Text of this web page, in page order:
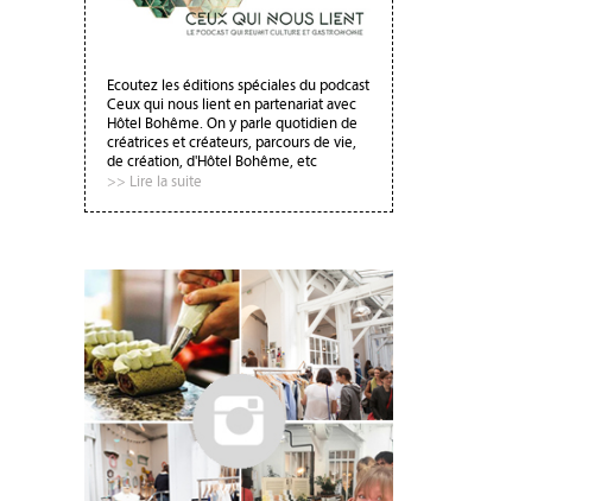
Ecoutez les éditions spéciales du podcast
Ceux qui nous lient en partenariat avec
Hôtel Bohême. On y parle quotidien de
créatrices et créateurs, parcours de vie,
de création, d'Hôtel Bohême, etc
>> Lire la suite